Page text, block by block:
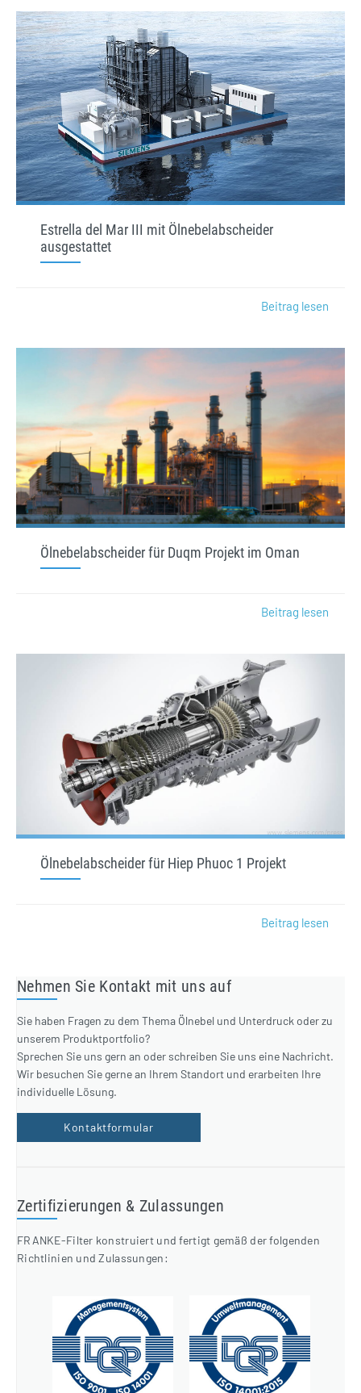
Estrella del Mar III mit Ölnebelabscheider
ausgestattet
Beitrag lesen
Ölnebelabscheider für Duqm Projekt im Oman
Beitrag lesen
Ölnebelabscheider für Hiep Phuoc 1 Projekt
Beitrag lesen
Nehmen Sie Kontakt mit uns auf
Sie haben Fragen zu dem Thema Ölnebel und Unterdruck oder zu
unserem Produktportfolio?
Sprechen Sie uns gern an oder schreiben Sie uns eine Nachricht.
Wir besuchen Sie gerne an Ihrem Standort und erarbeiten Ihre
individuelle Lösung.
Kontaktformular
Zertifizierungen & Zulassungen
FRANKE-Filter konstruiert und fertigt gemäß der folgenden
Richtlinien und Zulassungen: